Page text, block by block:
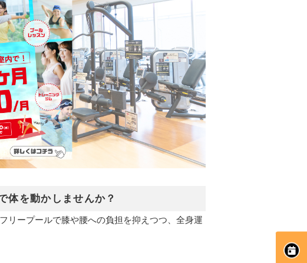
体を動かしませんか？
リープールで膝や腰への負担を抑えつつ、全身運